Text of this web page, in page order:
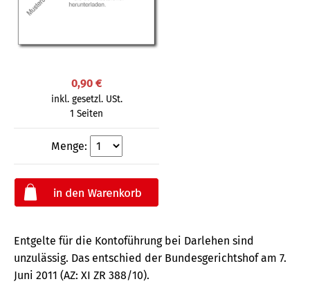
0,90 €
inkl. gesetzl. USt.
1 Seiten
Menge:
Entgelte für die Kontoführung bei Darlehen sind
unzulässig. Das entschied der Bundesgerichtshof am 7.
Juni 2011 (AZ: XI ZR 388/10).